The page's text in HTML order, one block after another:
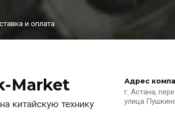
и оплата
Market
китайскую технику
Адрес
г. Астана,
улица